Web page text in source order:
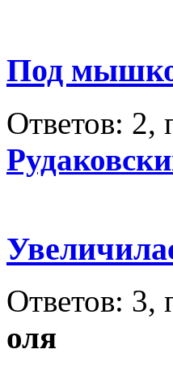
Под
Ответов: 2,
Ответов: 3,
оля